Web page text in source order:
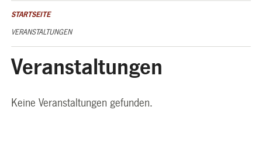
ÜBER UNS
STARTSEITE
VERANSTALTUNGEN
Veranstaltungen
Keine Veranstaltungen gefunden.